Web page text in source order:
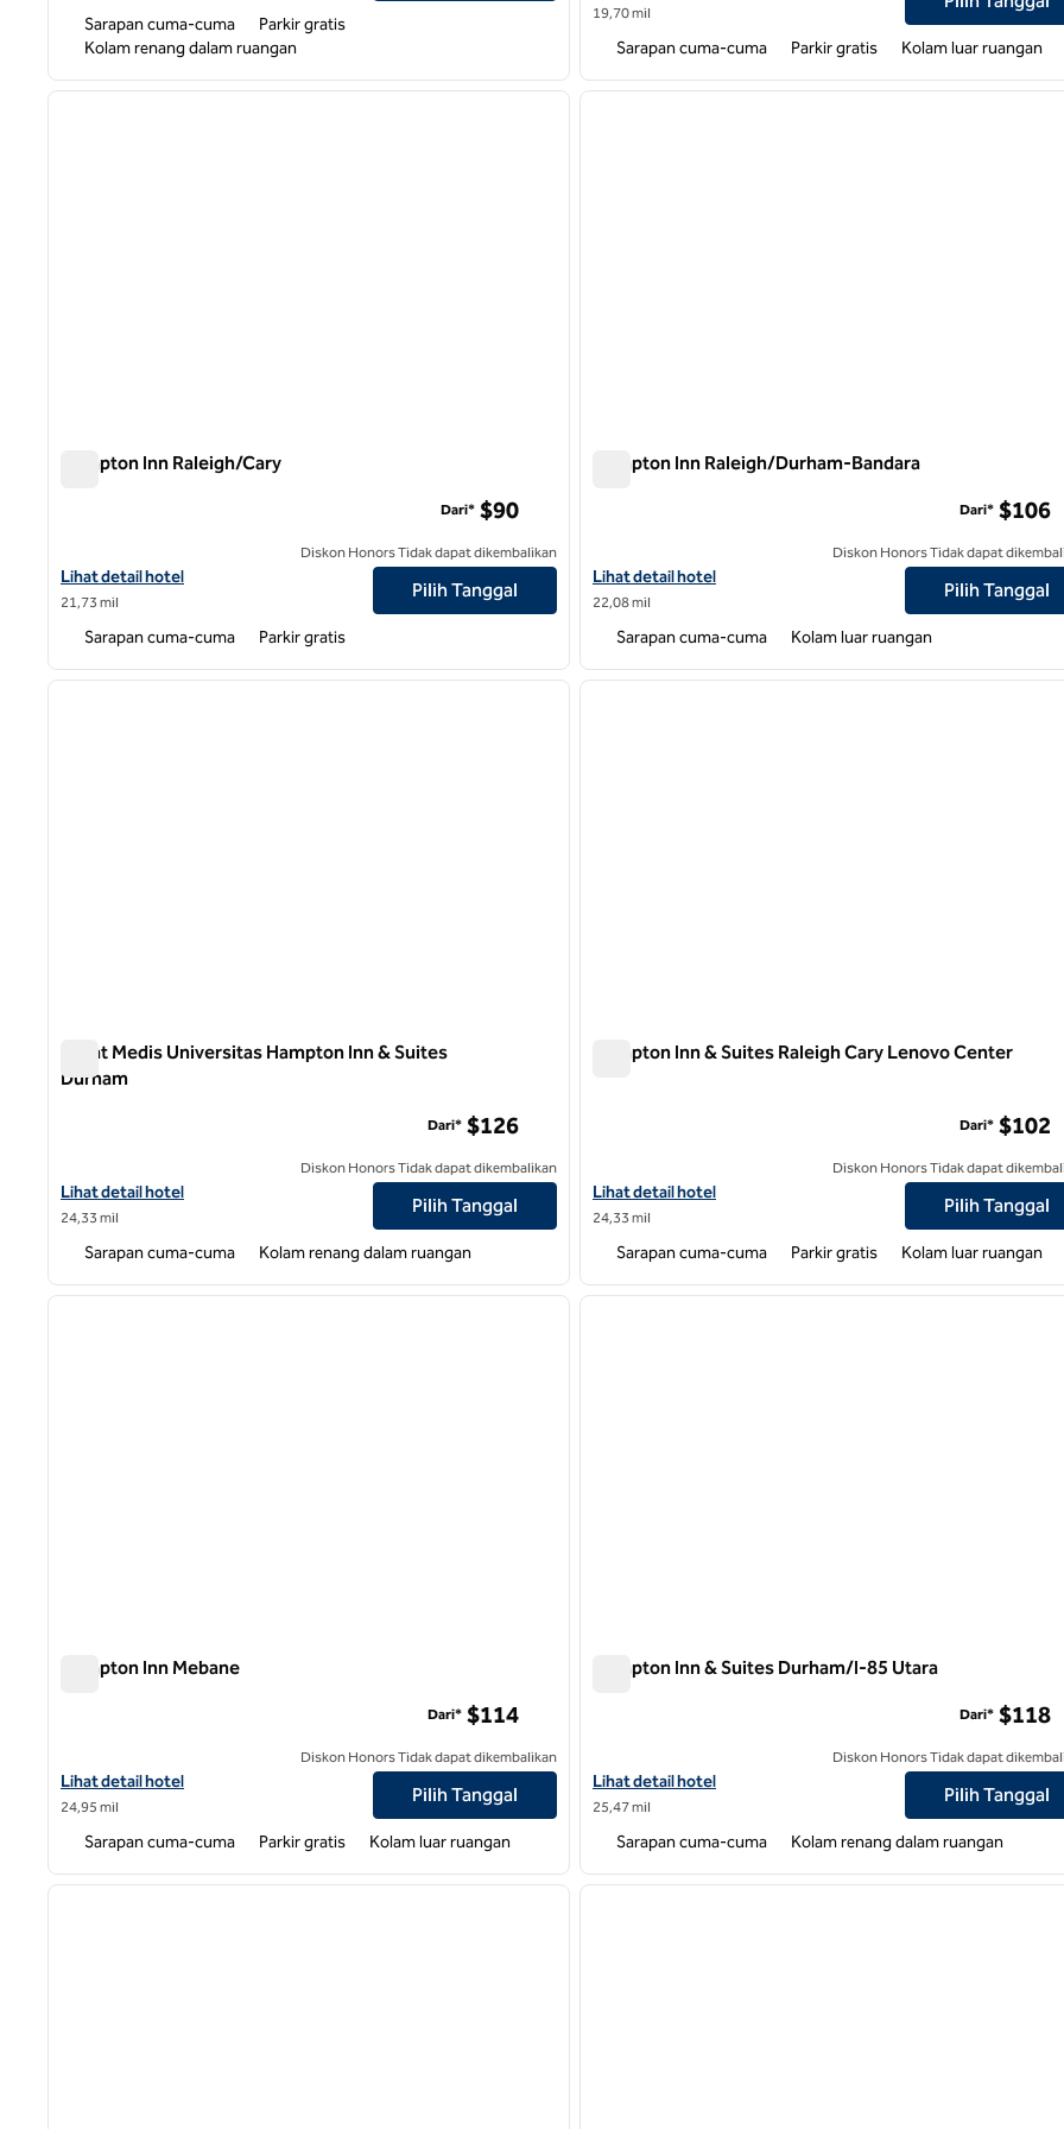
Sarapan cuma-cuma
Parkir gratis
Kolam renang dalam ruangan
19,70 mil
Sarapan cuma-cuma Parkir gratis Kolam luar ruangan
1 dari 12
gambar berikutnya
Hampton Inn Raleigh/Cary
Lihat detail hotel untuk Hampton Inn Raleigh/Cary
Lihat detail hotel
21,73 mil
Dari* $90
Diskon Honors Tidak dapat dikembalikan
Pilih Tanggal
Sarapan cuma-cuma Parkir gratis
1 dari 12
Hampton Inn Raleigh/Durham-Bandara
Lihat detail hotel untuk Hampton Inn Raleigh/Durham-Airport
Lihat detail hotel
22,08 mil
Dari* $106
Diskon Honors Tidak dapat
Pilih Tanggal
Sarapan cuma-cuma Kolam luar ruangan
1 dari 12
gambar berikutnya
Pusat Medis Universitas Hampton Inn & Suites
Durham
Lihat detail hotel untuk Pusat Medis Universitas Hampton Inn & Suites Durham
Lihat detail hotel
24,33 mil
Dari* $126
Diskon Honors Tidak dapat dikembalikan
Pilih Tanggal
Sarapan cuma-cuma Kolam renang dalam ruangan
1 dari 12
Hampton Inn & Suites Raleigh Cary Lenovo Center
Lihat detail hotel untuk Hampton Inn & Suites Raleigh Cary
Lihat detail hotel
24,33 mil
Dari* $102
Diskon Honors Tidak dapat
Pilih Tanggal
Sarapan cuma-cuma Parkir gratis Kolam luar ruangan
1 dari 12
gambar berikutnya
Hampton Inn Mebane
Lihat detail hotel untuk Hampton Inn Mebane
Lihat detail hotel
24,95 mil
Dari* $114
Diskon Honors Tidak dapat dikembalikan
Pilih Tanggal
Sarapan cuma-cuma Parkir gratis Kolam luar ruangan
1 dari 12
Hampton Inn & Suites Durham/I-85 Utara
Lihat detail hotel untuk Hampton Inn & Suites Durham/North I-
Lihat detail hotel
25,47 mil
Dari* $118
Diskon Honors Tidak dapat
Pilih Tanggal
Sarapan cuma-cuma Kolam renang dalam ruangan
1 dari 12
gambar berikutnya
1 dari 12